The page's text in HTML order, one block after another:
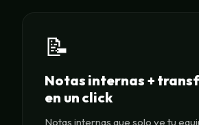
📝
Notas internas +
en un click
Notas internas que solo ve tu